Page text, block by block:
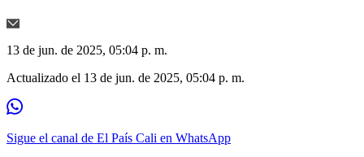
13 de jun. de 2025, 05:04 p. m.
Actualizado el 13 de jun. de 2025, 05:04 p. m.
Sigue el canal de El País Cali en WhatsApp